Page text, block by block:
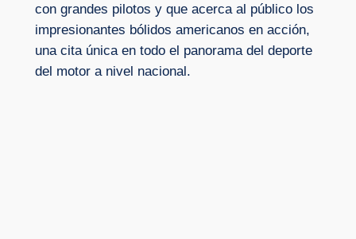
con grandes pilotos y que acerca al público los
impresionantes bólidos americanos en acción,
una cita única en todo el panorama del deporte
del motor a nivel nacional.